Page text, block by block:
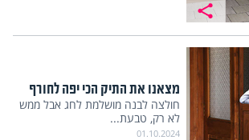
מצאנו את התיק הכי יפה לחורף
חולצה לבנה מושלמת לחג אבל ממש
לא רק, טבעת...
01.10.2024